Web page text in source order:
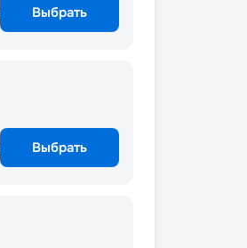
Выбрать
Выбрать